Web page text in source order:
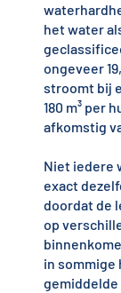
het water
ongeveer
stroomt bij
180 m³ per
afkomstig
Niet iedere
exact
doordat de
op
in sommige
gemiddelde